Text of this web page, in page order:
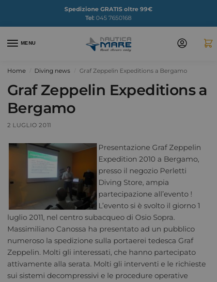
Spedizione GRATIS oltre 99€
Tel: 045 7650168
MENU
Home Diving news Graf Zeppelin Expeditions a Bergamo
Graf Zeppelin Expeditions a
Bergamo
2 LUGLIO 2011
Presentazione Graf Zeppelin
Expedition 2010 a Bergamo,
presso il negozio Perletti
Diving Store, ampia
partecipazione all’evento !
L’evento si è svolto il giorno 1
luglio 2011, nel centro subacqueo di Osio Sopra.
Massimiliano Canossa ha presentato ad un pubblico
numeroso la spedizione sulla portaerei tedesca Graf
Zeppelin. Molti gli interessati, che hanno partecipato
attivamente alla serata. Molti gli interventi e le richieste
sui sistemi decompressivi e le procedure operative